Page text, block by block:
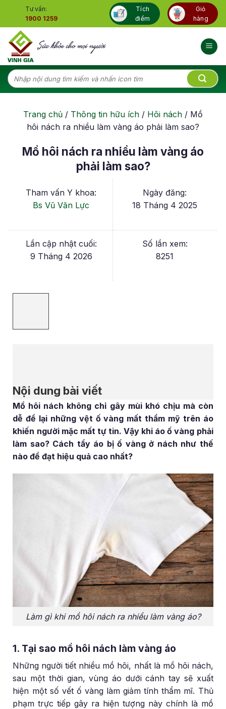
content
Tư vấn:
1900 1259
Tích
điểm
Giỏ
hàng
Tìm
kiếm:
Trang chủ / Thông tin hữu ích / Hôi nách / Mồ
hôi nách ra nhiều làm vàng áo phải làm sao?
Mồ hôi nách ra nhiều làm vàng áo
phải làm sao?
Tham vấn Y khoa:
Bs Vũ Văn Lực
Ngày đăng:
18 Tháng 4 2025
Lần cập nhật cuối:
9 Tháng 4 2026
Số lần xem:
8251
Nội dung bài viết
Mồ hôi nách không chỉ gây mùi khó chịu mà còn
dễ để lại những vệt ố vàng mất thẩm mỹ trên áo
khiến người mặc mất tự tin. Vậy khi áo ố vàng phải
làm sao? Cách tẩy áo bị ố vàng ở nách như thế
nào để đạt hiệu quả cao nhất?
Làm gì khi mồ hôi nách ra nhiều làm vàng áo?
1. Tại sao mồ hôi nách làm vàng áo
Những người tiết nhiều mồ hôi, nhất là mồ hôi nách,
sau một thời gian, vùng áo dưới cánh tay sẽ xuất
hiện một số vết ố vàng làm giảm tính thẩm mĩ. Thủ
phạm trực tiếp gây ra hiện tượng này chính là mồ